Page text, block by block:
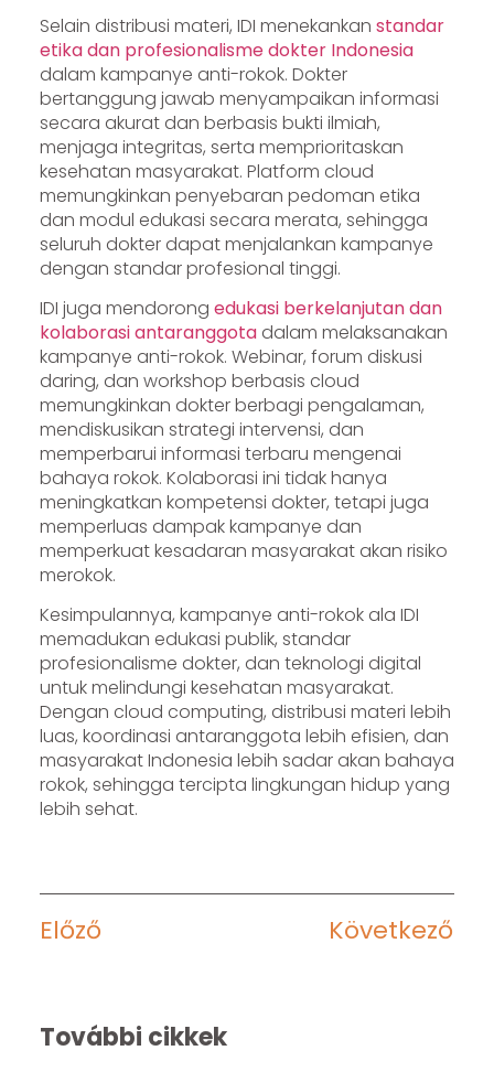
Selain distribusi materi, IDI menekankan standar
etika dan profesionalisme dokter Indonesia
dalam kampanye anti-rokok. Dokter
bertanggung jawab menyampaikan informasi
secara akurat dan berbasis bukti ilmiah,
menjaga integritas, serta memprioritaskan
kesehatan masyarakat. Platform cloud
memungkinkan penyebaran pedoman etika
dan modul edukasi secara merata, sehingga
seluruh dokter dapat menjalankan kampanye
dengan standar profesional tinggi.
IDI juga mendorong edukasi berkelanjutan dan
kolaborasi antaranggotadalam melaksanakan
kampanye anti-rokok. Webinar, forum diskusi
daring, dan workshop berbasis cloud
memungkinkan dokter berbagi pengalaman,
mendiskusikan strategi intervensi, dan
memperbarui informasi terbaru mengenai
bahaya rokok. Kolaborasi ini tidak hanya
meningkatkan kompetensi dokter, tetapi juga
memperluas dampak kampanye dan
memperkuat kesadaran masyarakat akan risiko
merokok.
Kesimpulannya, kampanye anti-rokok ala IDI
memadukan edukasi publik, standar
profesionalisme dokter, dan teknologi digital
untuk melindungi kesehatan masyarakat.
Dengan cloud computing, distribusi materi lebih
luas, koordinasi antaranggota lebih efisien, dan
masyarakat Indonesia lebih sadar akan bahaya
rokok, sehingga tercipta lingkungan hidup yang
lebih sehat.
Előző Következő
További cikkek